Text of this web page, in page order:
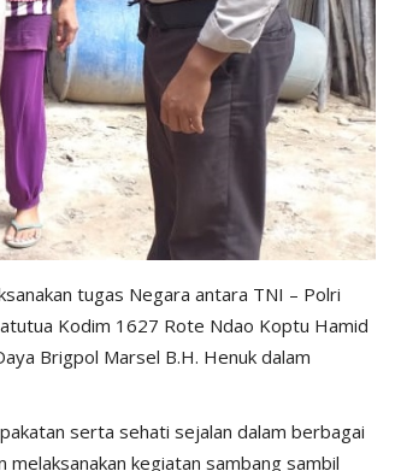
tugas Negara antara TNI – Polri
Kodim 1627 Rote Ndao Koptu Hamid
Brigpol Marsel B.H. Henuk dalam
serta sehati sejalan dalam berbagai
melaksanakan kegiatan sambang sambil